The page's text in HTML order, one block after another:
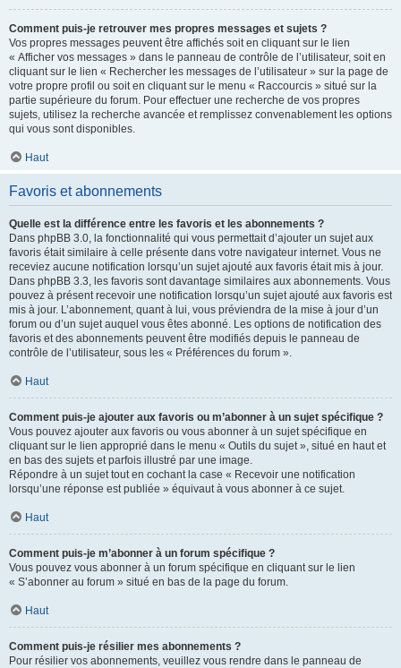
Comment puis-je retrouver mes propres messages et sujets ?
Vos propres messages peuvent être affichés soit en cliquant sur le lien
« Afficher vos messages » dans le panneau de contrôle de l’utilisateur, soit en
cliquant sur le lien « Rechercher les messages de l’utilisateur » sur la page de
votre propre profil ou soit en cliquant sur le menu « Raccourcis » situé sur la
partie supérieure du forum. Pour effectuer une recherche de vos propres
sujets, utilisez la recherche avancée et remplissez convenablement les options
qui vous sont disponibles.
Haut
Favoris et abonnements
Quelle est la différence entre les favoris et les abonnements ?
Dans phpBB 3.0, la fonctionnalité qui vous permettait d’ajouter un sujet aux
favoris était similaire à celle présente dans votre navigateur internet. Vous ne
receviez aucune notification lorsqu’un sujet ajouté aux favoris était mis à jour.
Dans phpBB 3.3, les favoris sont davantage similaires aux abonnements. Vous
pouvez à présent recevoir une notification lorsqu’un sujet ajouté aux favoris est
mis à jour. L’abonnement, quant à lui, vous préviendra de la mise à jour d’un
forum ou d’un sujet auquel vous êtes abonné. Les options de notification des
favoris et des abonnements peuvent être modifiés depuis le panneau de
contrôle de l’utilisateur, sous les « Préférences du forum ».
Haut
Comment puis-je ajouter aux favoris ou m’abonner à un sujet spécifique ?
Vous pouvez ajouter aux favoris ou vous abonner à un sujet spécifique en
cliquant sur le lien approprié dans le menu « Outils du sujet », situé en haut et
en bas des sujets et parfois illustré par une image.
Répondre à un sujet tout en cochant la case « Recevoir une notification
lorsqu’une réponse est publiée » équivaut à vous abonner à ce sujet.
Haut
Comment puis-je m’abonner à un forum spécifique ?
Vous pouvez vous abonner à un forum spécifique en cliquant sur le lien
« S’abonner au forum » situé en bas de la page du forum.
Haut
Comment puis-je résilier mes abonnements ?
Pour résilier vos abonnements, veuillez vous rendre dans le panneau de